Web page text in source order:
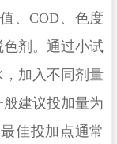
、COD、色度
剂。通过小试
加入不同剂量
建议投加量为
佳投加点通常